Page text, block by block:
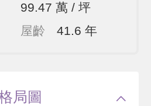
99.47 萬 / 坪
屋齡 41.6 年
局圖